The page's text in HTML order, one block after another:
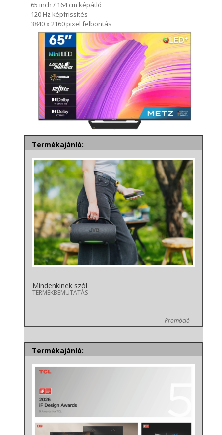
65 inch / 164 cm képátló
120 Hz képfrissítés
3840 x 2160 pixel felbontás
Termékajánló:
Mindenkinek szól
TERMÉKBEMUTATÁS
Promóció
Termékajánló: